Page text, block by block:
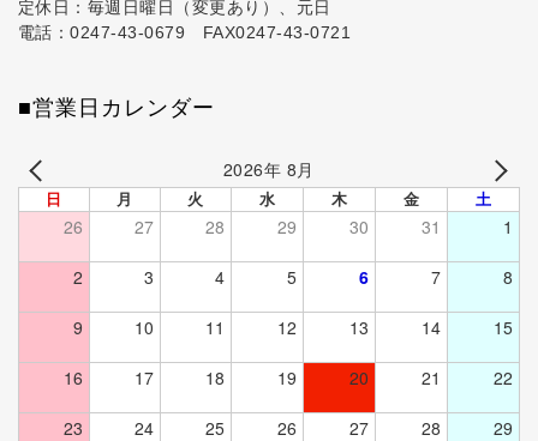
定休日：毎週日曜日（変更あり）、元日
電話：0247-43-0679 FAX0247-43-0721
■営業日カレンダー
2026年 8月
日 月 火 水 木 金 土
26 27 28 29 30 31 1
2 3 4 5 6 7 8
9 10 11 12 13 14 15
16 17 18 19 20 21 22
23 24 25 26 27 28 29